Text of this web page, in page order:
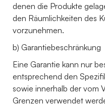
denen die Produkte
den Räumlichkeiten des
vorzunehmen.
b) Garantiebeschränkung
Eine Garantie kann nur
entsprechend den
sowie innerhalb der vom
Grenzen verwendet